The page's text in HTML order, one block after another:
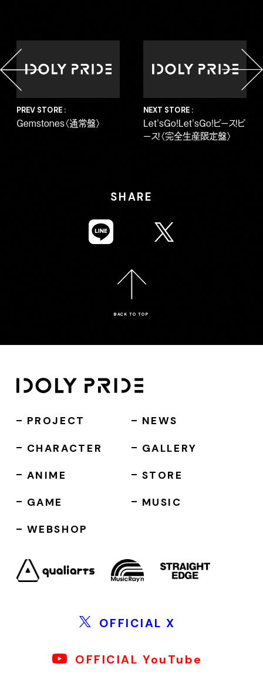
PREV STORE :
Gemstones〈通常盤〉
NEXT STORE :
Let'sGo!Let'sGo!ピース！ピ
ース！〈完全生産限定盤〉
SHARE
BACK TO TOP
PROJECT
CHARACTER
ANIME
GAME
WEBSHOP
NEWS
GALLERY
STORE
MUSIC
OFFICIAL X
OFFICIAL YouTube